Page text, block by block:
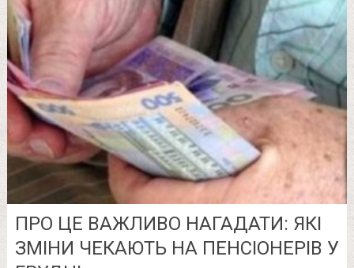
ПРО ЦЕ ВАЖЛИВО НАГАДАТИ: ЯКІ
ЗМІНИ ЧЕКАЮТЬ НА ПЕНСІОНЕРІВ У